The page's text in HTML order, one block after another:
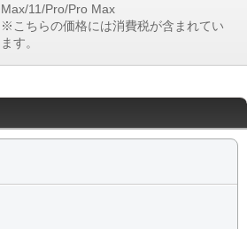
Max/11/Pro/Pro Max
※こちらの価格には消費税が含まれてい
ます。